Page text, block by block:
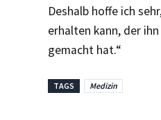
Deshalb hoffe ich
erhalten kann, der
gemacht hat.“
TAGS Medizin